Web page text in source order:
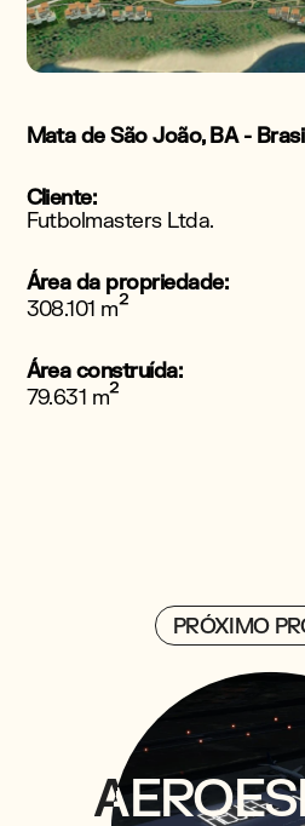
Mata de São João, BA -
Cliente:
Futbolmasters Ltda.
Área da propriedade:
308.101 m²
Área construída:
79.631 m²
PRÓXIMO